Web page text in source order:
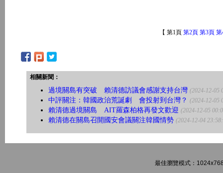
【 第1頁 第2頁 第3頁 第
相關新聞：
過境關島有突破 賴清德訪議會感謝支持台灣 (2024-12-05
中評關注：韓國政治荒誕劇 會投射到台灣？ (2024-12-05
賴清德過境關島 AIT羅森柏格再發文歡迎 (2024-12-05
賴清德在關島召開國安會議關注韓國情勢 (2024-12-04
最佳瀏覽模式：